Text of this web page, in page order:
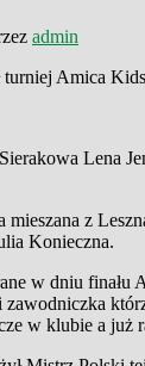
admin
Amica
Lena
mieszana z
Konieczna.
w dniu
w klubie a już